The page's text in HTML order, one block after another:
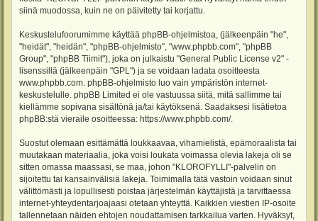
siinä muodossa, kuin ne on päivitetty tai korjattu.
Keskustelufoorumimme käyttää phpBB-ohjelmistoa, (jälkeenpäin "he",
"heidät", "heidän", "phpBB-ohjelmisto", "www.phpbb.com", "phpBB
Group", "phpBB Tiimit"), joka on julkaistu "General Public License v2" -
lisenssillä (jälkeenpäin "GPL") ja se voidaan ladata osoitteesta
www.phpbb.com . phpBB-ohjelmisto luo vain ympäristön internet-
keskustelulle. phpBB Limited ei ole vastuussa siitä, mitä sallimme tai
kiellämme sopivana sisältönä ja/tai käytöksenä. Saadaksesi lisätietoa
phpBB:stä vieraile osoitteessa: https://www.phpbb.com/.
Suostut olemaan esittämättä loukkaavaa, vihamielistä, epämoraalista tai
muutakaan materiaalia, joka voisi loukata voimassa olevia lakeja oli se
sitten omassa maassasi, se maa, johon "KLOROFYLLI"-palvelin on
sijoitettu tai kansainvälisiä lakeja. Toimimalla tätä vastoin voidaan sinut
välittömästi ja lopullisesti poistaa järjestelmän käyttäjistä ja tarvittaessa
internet-yhteydentarjoajaasi otetaan yhteyttä. Kaikkien viestien IP-osoite
tallennetaan näiden ehtojen noudattamisen tarkkailua varten. Hyväksyt,